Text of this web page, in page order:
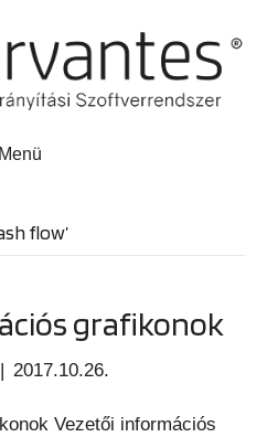
Menü
flow’
grafikonok
| 2017.10.26.
Vezetői információs